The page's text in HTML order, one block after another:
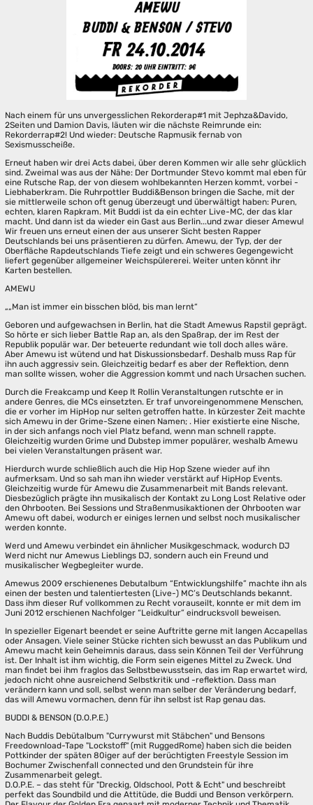
Nach einem für uns unvergesslichen Rekorderap#1 mit Jephza&Davido,
2Seiten und Damion Davis, läuten wir die nächste Reimrunde ein:
Rekorderrap#2! Und wieder: Deutsche Rapmusik fernab von
Sexismusscheiße.
Erneut haben wir drei Acts dabei, über deren Kommen wir alle sehr glücklich
sind. Zweimal was aus der Nähe: Der Dortmunder Stevo kommt mal eben für
eine Rutsche Rap, der von diesem wohlbekannten Herzen kommt, vorbei -
Liebhaberkram. Die Ruhrpottler Buddi&Benson bringen die Sache, mit der
sie mittlerweile schon oft genug überzeugt und überwältigt haben: Puren,
echten, klaren Rapkram. Mit Buddi ist da ein echter Live-MC, der das klar
macht. Und dann ist da wieder ein Gast aus Berlin...und zwar dieser Amewu!
Wir freuen uns erneut einen der aus unserer Sicht besten Rapper
Deutschlands bei uns präsentieren zu dürfen. Amewu, der Typ, der der
Oberfläche Rapdeutschlands Tiefe zeigt und ein schweres Gegengewicht
liefert gegenüber allgemeiner Weichspülererei. Weiter unten könnt ihr
Karten bestellen.
AMEWU
„„Man ist immer ein bisschen blöd, bis man lernt“
Geboren und aufgewachsen in Berlin, hat die Stadt Amewus Rapstil geprägt.
So hörte er sich lieber Battle Rap an, als den Spaßrap, der im Rest der
Republik populär war. Der beteuerte redundant wie toll doch alles wäre.
Aber Amewu ist wütend und hat Diskussionsbedarf. Deshalb muss Rap für
ihn auch aggressiv sein. Gleichzeitig bedarf es aber der Reflektion, denn
man sollte wissen, woher die Aggression kommt und nach Ursachen suchen.
Durch die Freakcamp und Keep It Rollin Veranstaltungen rutschte er in
andere Genres, die MCs einsetzten. Er traf unvoreingenommene Menschen,
die er vorher im HipHop nur selten getroffen hatte. In kürzester Zeit machte
sich Amewu in der Grime-Szene einen Namen; . Hier existierte eine Nische,
in der sich anfangs noch viel Platz befand, wenn man schnell rappte.
Gleichzeitig wurden Grime und Dubstep immer populärer, weshalb Amewu
bei vielen Veranstaltungen präsent war.
Hierdurch wurde schließlich auch die Hip Hop Szene wieder auf ihn
aufmerksam. Und so sah man ihn wieder verstärkt auf HipHop Events.
Gleichzeitig wurde für Amewu die Zusammenarbeit mit Bands relevant.
Diesbezüglich prägte ihn musikalisch der Kontakt zu Long Lost Relative oder
den Ohrbooten. Bei Sessions und Straßenmusikaktionen der Ohrbooten war
Amewu oft dabei, wodurch er einiges lernen und selbst noch musikalischer
werden konnte.
Werd und Amewu verbindet ein ähnlicher Musikgeschmack, wodurch DJ
Werd nicht nur Amewus Lieblings DJ, sondern auch ein Freund und
musikalischer Wegbegleiter wurde.
Amewus 2009 erschienenes Debutalbum “Entwicklungshilfe” machte ihn als
einen der besten und talentiertesten (Live-) MC’s Deutschlands bekannt.
Dass ihm dieser Ruf vollkommen zu Recht vorauseilt, konnte er mit dem im
Juni 2012 erschienen Nachfolger “Leidkultur” eindrucksvoll beweisen.
In spezieller Eigenart beendet er seine Auftritte gerne mit langen Accapellas
oder Ansagen. Viele seiner Stücke richten sich bewusst an das Publikum und
Amewu macht kein Geheimnis daraus, dass sein Können Teil der Verführung
ist. Der Inhalt ist ihm wichtig, die Form sein eigenes Mittel zu Zweck. Und
man findet bei ihm fraglos das Selbstbewusstsein, das im Rap erwartet wird,
jedoch nicht ohne ausreichend Selbstkritik und -reflektion. Dass man
verändern kann und soll, selbst wenn man selber der Veränderung bedarf,
das will Amewu vormachen, denn für ihn selbst ist Rap genau das.
BUDDI & BENSON (D.O.P.E.)
Nach Buddis Debütalbum "Currywurst mit Stäbchen" und Bensons
Freedownload-Tape "Lockstoff" (mit RuggedRome) haben sich die beiden
Pottkinder der späten 80iger auf der berüchtigten Freestyle Session im
Bochumer Zwischenfall connected und den Grundstein für ihre
Zusammenarbeit gelegt.
D.O.P.E. – das steht für "Dreckig, Oldschool, Pott & Echt" und beschreibt
perfekt das Soundbild und die Attitüde, die Buddi und Benson verkörpern.